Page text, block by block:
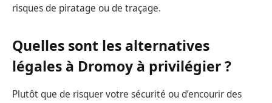
risques de piratage ou de traçage.
Quelles sont les alternatives
légales à Dromoy à privilégier ?
Plutôt que de risquer votre sécurité ou d’encourir des